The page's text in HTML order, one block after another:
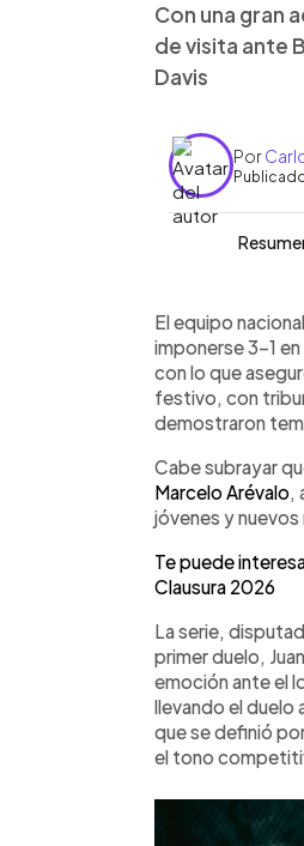
Con una gran
de visita ante
Davis
Por
El
al vencer
single,
Durán
Donald
reafirma
histórico
nacional.
El equipo
imponerse 3-1
con lo que
festivo, con
demostraron
Cabe subrayar
Marcelo Arévalo,
jóvenes y
Te puede
Clausura 2026
La serie,
primer duelo,
emoción ante el
llevando el
que se definió
el tono